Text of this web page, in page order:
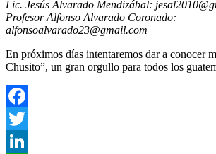
Lic. Jesús Alvarado Mendizábal:
Profesor Alfonso Alvarado Coronado:
alfonsoalvarado23@gmail.com
En próximos días intentaremos dar a conocer
Chusito”, un gran orgullo para todos los
Facebook
Twitter